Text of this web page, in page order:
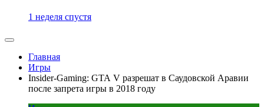
1 неделя спустя
Главная
Игры
Insider-Gaming: GTA V разрешат в Саудовской Аравии
после запрета игры в 2018 году